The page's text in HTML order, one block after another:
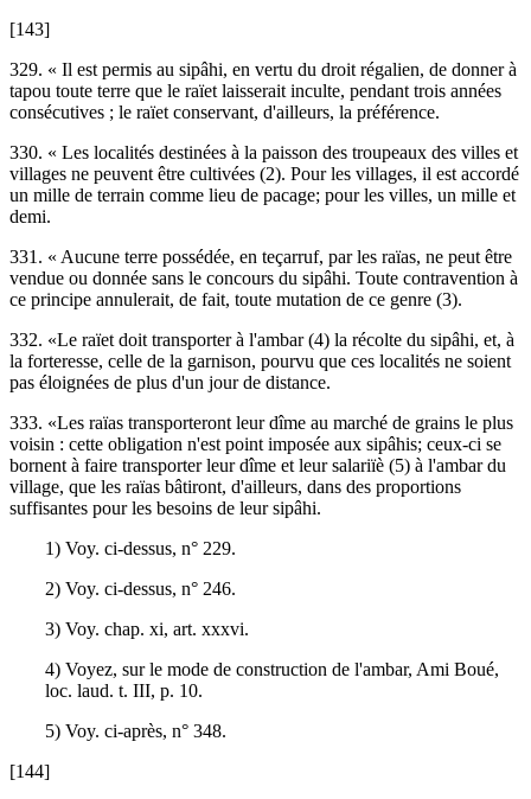
[143]
329. « Il est permis au sipâhi, en vertu du droit régalien, de donner à
tapou toute terre que le raïet laisserait inculte, pendant trois années
consécutives ; le raïet conservant, d'ailleurs, la préférence.
330. « Les localités destinées à la paisson des troupeaux des villes et
villages ne peuvent être cultivées (2). Pour les villages, il est accordé
un mille de terrain comme lieu de pacage; pour les villes, un mille et
demi.
331. « Aucune terre possédée, en teçarruf, par les raïas, ne peut être
vendue ou donnée sans le concours du sipâhi. Toute contravention à
ce principe annulerait, de fait, toute mutation de ce genre (3).
332. «Le raïet doit transporter à l'ambar (4) la récolte du sipâhi, et, à
la forteresse, celle de la garnison, pourvu que ces localités ne soient
pas éloignées de plus d'un jour de distance.
333. «Les raïas transporteront leur dîme au marché de grains le plus
voisin : cette obligation n'est point imposée aux sipâhis; ceux-ci se
bornent à faire transporter leur dîme et leur salariïè (5) à l'ambar du
village, que les raïas bâtiront, d'ailleurs, dans des proportions
suffisantes pour les besoins de leur sipâhi.
1) Voy. ci-dessus, n° 229.
2) Voy. ci-dessus, n° 246.
3) Voy. chap. xi, art. xxxvi.
4) Voyez, sur le mode de construction de l'ambar, Ami Boué,
loc. laud. t. III, p. 10.
5) Voy. ci-après, n° 348.
[144]